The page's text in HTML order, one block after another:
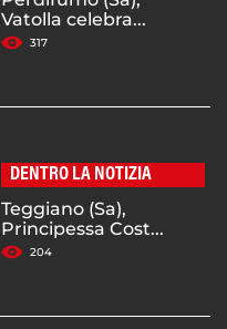
Vatolla celebra...
317
DENTRO LA NOTIZIA
Teggiano (Sa),
Principessa Cost...
204